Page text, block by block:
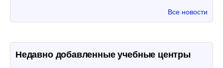
Все новости
Недавно добавленные учебные центры